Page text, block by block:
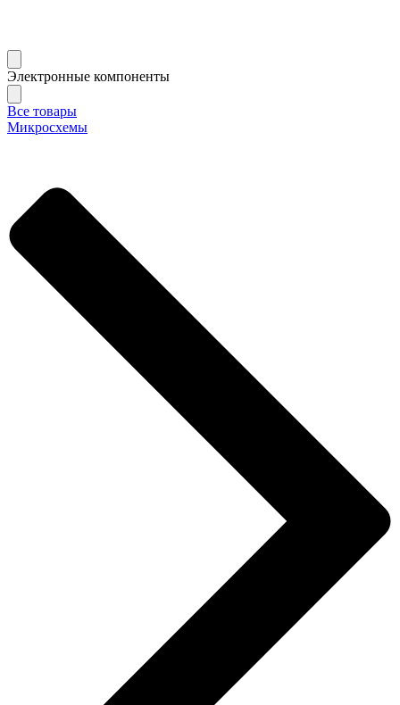
Электронные компоненты
Все товары
Микросхемы